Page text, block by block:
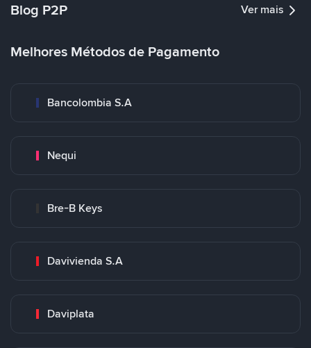
Blog P2P Ver mais
Melhores Métodos de Pagamento
Bancolombia S.A
Nequi
Bre-B Keys
Davivienda S.A
Daviplata